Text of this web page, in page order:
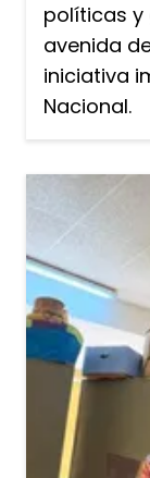
políticas y
avenida
iniciativa
Nacional.